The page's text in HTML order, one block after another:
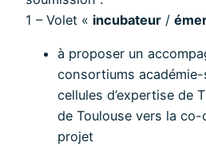
1 – Volet « incubateur /
à proposer un
consortiums
cellules d’expertise de
de Toulouse vers la
projet